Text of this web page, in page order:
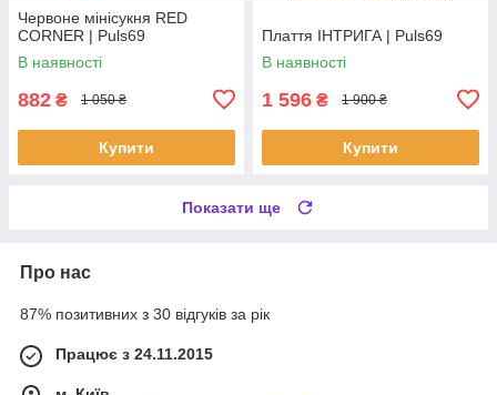
Червоне мінісукня RED
CORNER | Puls69
В наявності
882 ₴ 1 050 ₴
Купити
Плаття ІНТРИГА | Puls69
В наявності
1 596 ₴ 1 900 ₴
Купити
Показати ще
Про нас
87% позитивних з 30 відгуків за рік
Працює з 24.11.2015